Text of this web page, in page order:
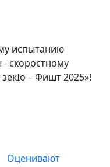
испытанию
скоростному
– Фишт 2025»!
Оценивают